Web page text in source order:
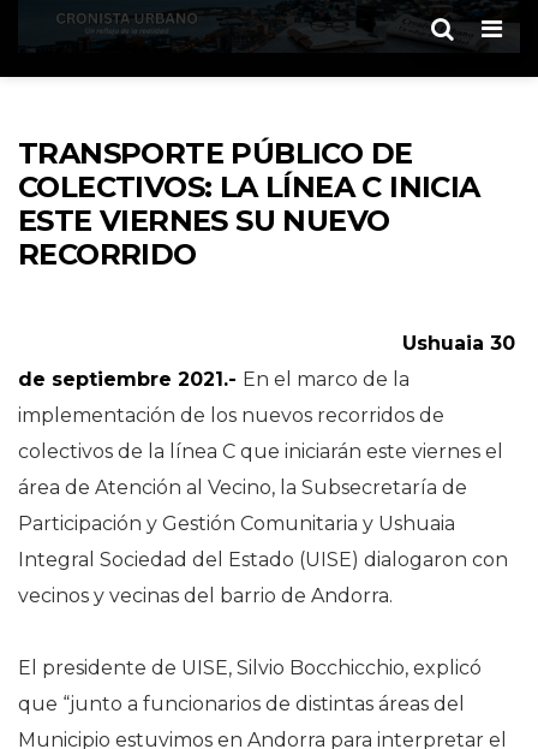
TRANSPORTE PÚBLICO DE
COLECTIVOS: LA LÍNEA C INICIA
ESTE VIERNES SU NUEVO
RECORRIDO
Ushuaia 30
de septiembre 2021.- En el marco de la
implementación de los nuevos recorridos de
colectivos de la línea C que iniciarán este viernes el
área de Atención al Vecino, la Subsecretaría de
Participación y Gestión Comunitaria y Ushuaia
Integral Sociedad del Estado (UISE) dialogaron con
vecinos y vecinas del barrio de Andorra.
El presidente de UISE, Silvio Bocchicchio, explicó
que “junto a funcionarios de distintas áreas del
Municipio estuvimos en Andorra para interpretar el